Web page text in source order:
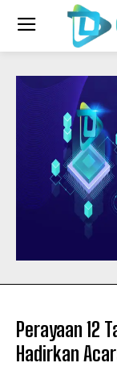
Perayaan 12
Hadirkan